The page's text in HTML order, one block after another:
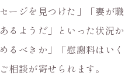
ージを見つけた」「妻が職
るようだ」といった状況か
るべきか」「慰謝料はいく
相談が寄せられます。